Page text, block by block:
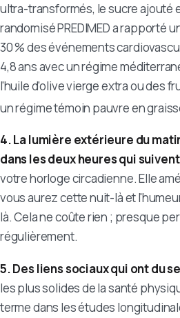
ultra-transformés, le sucre ajouté
randomisé PREDIMED a rapporté
30 % des événements
4,8 ans avec un régime
l'huile d'olive vierge extra ou des
un régime témoin pauvre en
4. La lumière extérieure du
dans les deux heures qui
votre horloge circadienne. Elle
vous aurez cette nuit-là et
là. Cela ne coûte rien ; presque
régulièrement.
5. Des liens sociaux qui ont du
les plus solides de la santé
terme dans les études